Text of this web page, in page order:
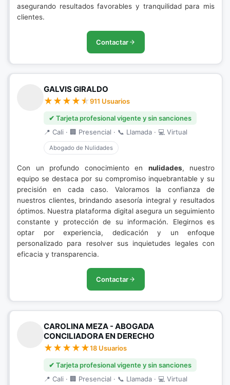
asegurando resultados favorables y tranquilidad para mis
clientes.
Contactar
GALVIS GIRALDO
911 Usuarios
✔ Tarjeta profesional vigente y sin sanciones
📍 Cali · 🏢 Presencial · 📞 Llamada · 💻 Virtual
Abogado de Nulidades
Con un profundo conocimiento en nulidades, nuestro
equipo se destaca por su compromiso inquebrantable y su
precisión en cada caso. Valoramos la confianza de
nuestros clientes, brindando asesoría integral y resultados
óptimos. Nuestra plataforma digital asegura un seguimiento
constante y protección de su información. Elegirnos es
optar por experiencia, dedicación y un enfoque
personalizado para resolver sus inquietudes legales con
eficacia y transparencia.
Contactar
CAROLINA MEZA - ABOGADA
CONCILIADORA EN DERECHO
18 Usuarios
✔ Tarjeta profesional vigente y sin sanciones
📍 Cali · 🏢 Presencial · 📞 Llamada · 💻 Virtual